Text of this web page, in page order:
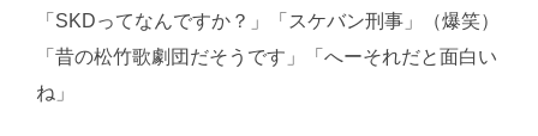
「SKDってなんですか？」「スケバン刑事」（爆笑）
「昔の松竹歌劇団だそうです」「へーそれだと面白い
ね」